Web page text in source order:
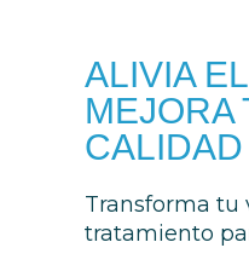
ALIVIA
MEJORA
Transforma tu
tratamiento